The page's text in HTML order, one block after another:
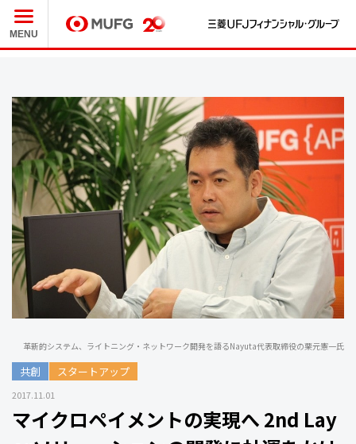
MUFG
MENU
革新的システム、ライトニング・ネットワーク開発を語るNayuta代表取締役の栗元憲一氏
共創 スタートアップ
2017.11.01
マイクロペイメントの実現へ 2nd Lay